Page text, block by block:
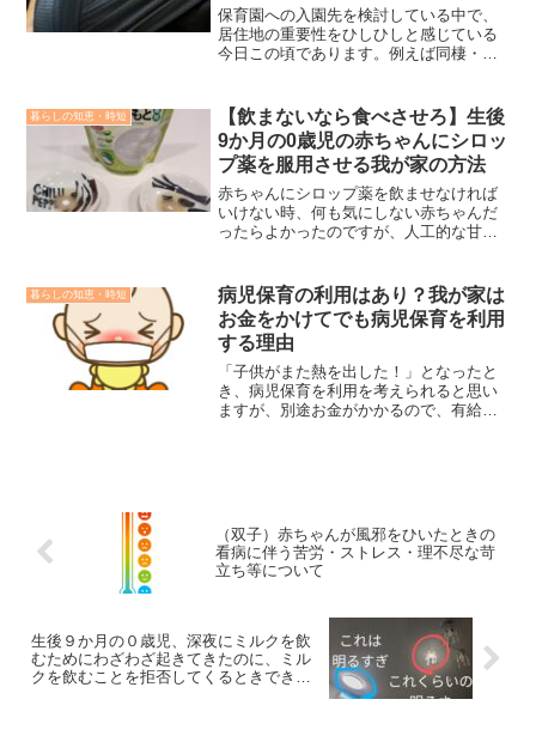
とかワンオペでも1日持たせることができ
ました。なお、何度も思いますが双子の
ワンオペは仕事してるよりはるかに疲れ
ます。ワンオペ手当が欲しいくらいで
児のワンオペ時の過ごした方を紹介しま
す。
保育園への入園先を検討している中で、
居住地の重要性をひしひしと感じている
今日この頃であります。例えば同棲・結
イフステージの変化で居住地を探される
方々は多いのではないでしょうか。その
際、今絶賛保活中の身である僕が、子育
て視点であらかじめこうしておいたらよ
かったと思えることをこの記事で紹介し
ます。
暮らしの知恵・時短
【飲まないなら食べさせろ】生後
9か月の0歳児の赤ちゃんにシロッ
プ薬を服用させる我が家の方法
赤ちゃんにシロップ薬を飲ませなければ
いけない時、何も気にしない赤ちゃんだ
ったらよかったのですが、人工的な甘味
のちくびで吸わせる作戦ではだまされな
くなり、うまくいかず困ってました。無
理やり飲ませるの気が滅入るので（双子
両方に飲ませる必要があるので、、）、
どうしたものかと悩んでいましたが、飲
まないなら食べさせればいいのではとふ
と思い、試しに食べさせてみた結果、完
ぺきに薬を服用できるようになりまし
暮らしの知恵・時短
病児保育の利用はあり？我が家は
お金をかけてでも病児保育を利用
する理由
「子供がまた熱を出した！」となったと
き、病児保育を利用を考えられると思い
ますが、別途お金がかかるので、有給を
育園に登園することができません。まと
まって保育園には行けないので、お金を
取るか有給を取るか悩まれるかと思いま
す。本記事では我が家はお金を使ってで
の理由を本記事で紹介します。
（双子）赤ちゃんが風邪をひいたときの
看病に伴う苦労・ストレス・理不尽な苛
立ち等について
生後９か月の０歳児、深夜にミルクを飲
むためにわざわざ起きてきたのに、ミル
クを飲むことを拒否してくるときできる